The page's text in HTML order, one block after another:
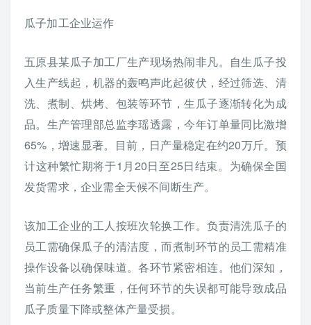
瓜子加工企业运作
五原县某瓜子加工厂生产现场热闹非凡。自生瓜子投
入生产线起，机器的轰鸣声此起彼伏，经过筛选、清
洗、煮制、烘烤、包装等环节，生瓜子逐渐转化为成
品。生产管理部总监李瑶透露，今年订单量同比激增
65%，增速显著。目前，日产量稳定在约20万斤。预
计这种繁忙期将于1月20日至25日结束。为确保全国
发货需求，企业需全天候不间断生产。
该加工企业的工人按班次轮换工作。负责清洗瓜子的
员工需确保瓜子的清洁度，而煮制环节的员工需精准
操作设备以确保味道。各环节紧密相连。他们深知，
当前生产任务繁重，任何环节的失误都可能导致成品
瓜子质量下降或整体产量受损。